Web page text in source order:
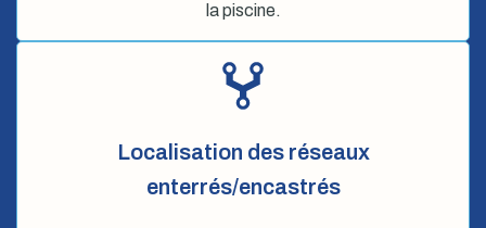
la piscine.
Localisation des réseaux
enterrés/encastrés